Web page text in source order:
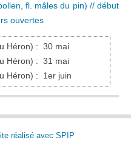
fl. mâles du pin) // début
ouvertes
Héron) :30 mai
Héron) :31 mai
Héron) : 1er juin
réalisé avec SPIP